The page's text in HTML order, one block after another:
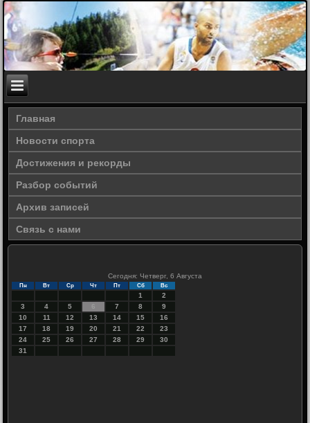
Главная
Новости спорта
Достижения и рекорды
Разбор событий
Архив записей
Связь с нами
Сегодня: Четверг, 6 Августа
Пн Вт Ср Чт Пт Сб Вс
1
2
3
4 5 6 7 8
9
10
11 12 13 14 15
16
17
18 19 20 21 22
23
24
25 26 27 28 29
30
31